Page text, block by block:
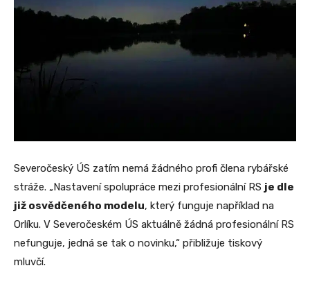
Severočeský ÚS zatím nemá žádného profi člena rybářské
stráže. „Nastavení spolupráce mezi profesionální RS je dle
již osvědčeného modelu, který funguje například na
Orlíku. V Severočeském ÚS aktuálně žádná profesionální RS
nefunguje, jedná se tak o novinku,“ přibližuje tiskový
mluvčí.